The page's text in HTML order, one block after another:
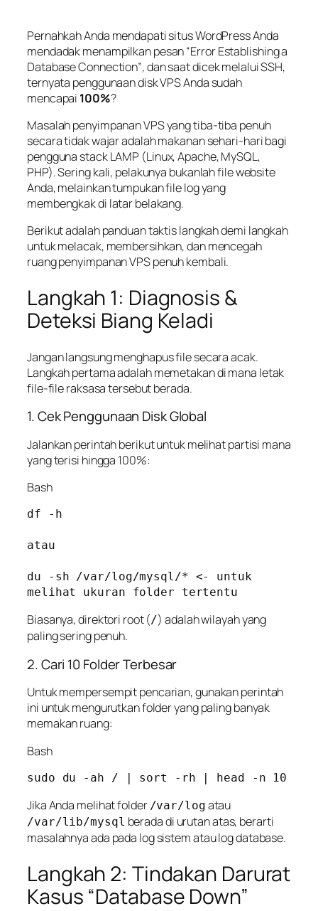
Pernahkah Anda mendapati situs WordPress Anda
mendadak menampilkan pesan“Error Establishing a
Database Connection”, dan saat dicek melalui SSH,
ternyata penggunaan disk VPS Anda sudah
mencapai 100%?
Masalah penyimpanan VPS yang tiba-tiba penuh
secara tidak wajar adalah makanan sehari-hari bagi
pengguna stackLAMP (Linux, Apache, MySQL,
PHP). Sering kali, pelakunya bukanlah file website
Anda, melainkan tumpukan file log yang
membengkak di latar belakang.
Berikut adalah panduan taktis langkah demi langkah
untuk melacak, membersihkan, dan mencegah
ruang penyimpanan VPS penuh kembali.
Langkah 1: Diagnosis &
Deteksi Biang Keladi
Jangan langsung menghapus file secara acak.
Langkah pertama adalah memetakan di mana letak
file-file raksasa tersebut berada.
1. Cek Penggunaan Disk Global
Jalankan perintah berikut untuk melihat partisi mana
yang terisi hingga 100%:
Bash
df -h
atau
du -sh /var/log/mysql/* <- untuk
melihat ukuran folder tertentu
Biasanya, direktori root (/) adalah wilayah yang
paling sering penuh.
2. Cari 10 Folder Terbesar
Untuk mempersempit pencarian, gunakan perintah
ini untuk mengurutkan folder yang paling banyak
memakan ruang:
Bash
Jika Anda melihat folder /var/log atau
/var/lib/mysql berada di urutan atas, berarti
masalahnya ada pada log sistem atau log database.
Langkah 2: Tindakan Darurat
Kasus “Database Down”